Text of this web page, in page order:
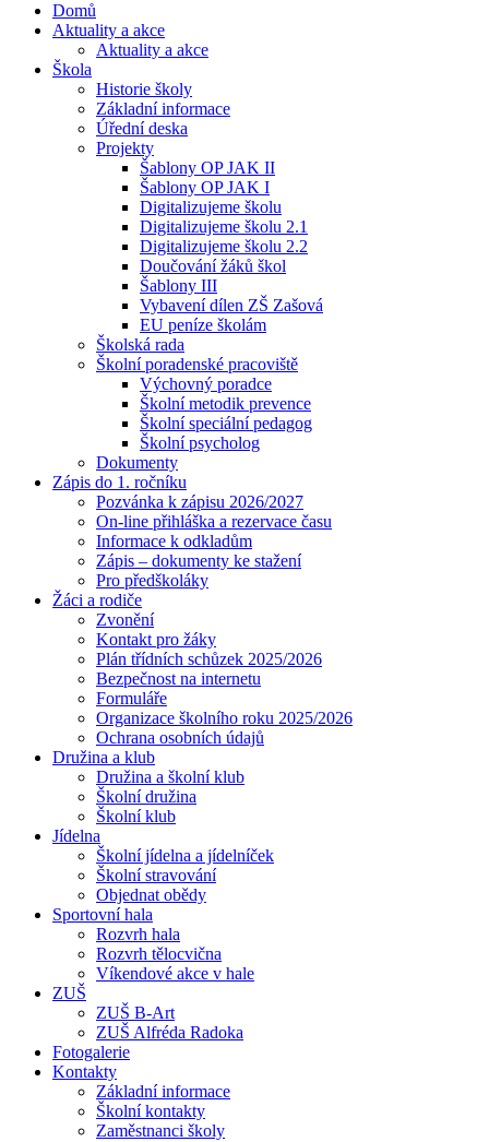
Domů
Aktuality a akce
Aktuality a akce
Škola
Historie školy
Základní informace
Úřední deska
Projekty
Šablony OP JAK II
Šablony OP JAK I
Digitalizujeme školu
Digitalizujeme školu 2.1
Digitalizujeme školu 2.2
Doučování žáků škol
Šablony III
Vybavení dílen ZŠ Zašová
EU peníze školám
Školská rada
Školní poradenské pracoviště
Výchovný poradce
Školní metodik prevence
Školní speciální pedagog
Školní psycholog
Dokumenty
Zápis do 1. ročníku
Pozvánka k zápisu 2026/2027
On-line přihláška a rezervace času
Informace k odkladům
Zápis – dokumenty ke stažení
Pro předškoláky
Žáci a rodiče
Zvonění
Kontakt pro žáky
Plán třídních schůzek 2025/2026
Bezpečnost na internetu
Formuláře
Organizace školního roku 2025/2026
Ochrana osobních údajů
Družina a klub
Družina a školní klub
Školní družina
Školní klub
Jídelna
Školní jídelna a jídelníček
Školní stravování
Objednat obědy
Sportovní hala
Rozvrh hala
Rozvrh tělocvična
Víkendové akce v hale
ZUŠ
ZUŠ B-Art
ZUŠ Alfréda Radoka
Fotogalerie
Kontakty
Základní informace
Školní kontakty
Zaměstnanci školy